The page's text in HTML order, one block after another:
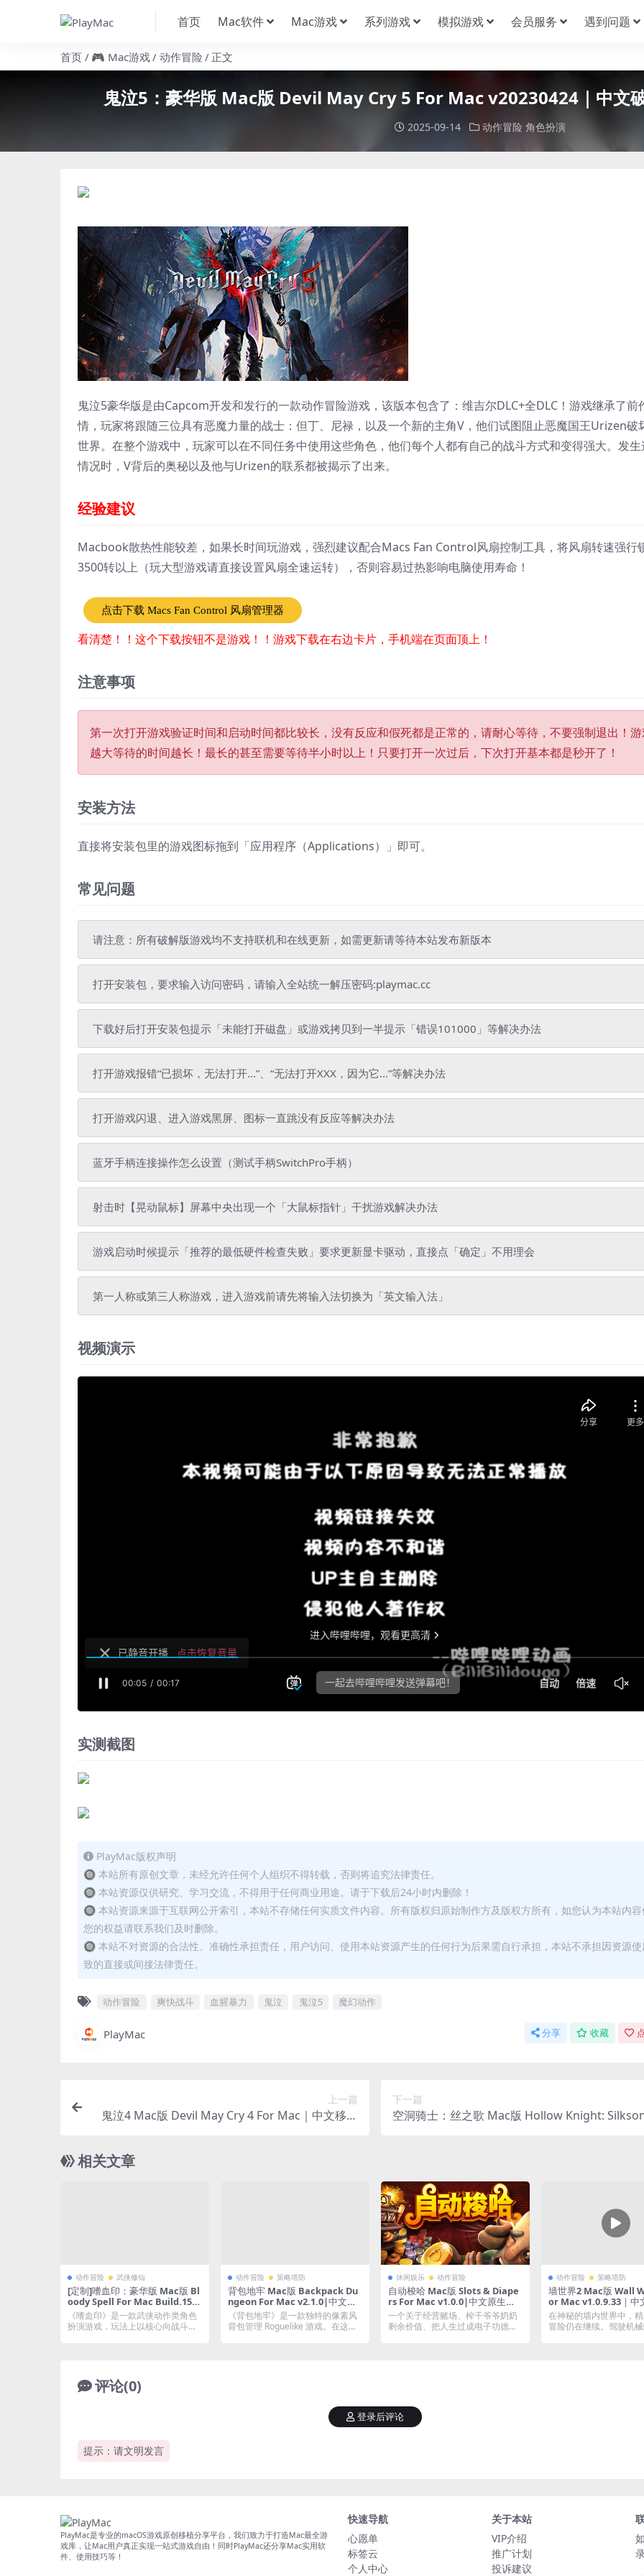
首页 Mac软件 Mac游戏 系列游戏 模拟游戏 会员服务 遇到问题
首页 🎮 Mac游戏 动作冒险 正文
鬼泣5：豪华版 Mac版 Devil May Cry 5 For Mac v20230424｜中文
2025-09-14 动作冒险 角色扮演
鬼泣5豪华版是由Capcom开发和发行的一款动作冒险游戏，该版本包含了：维吉尔DLC+全DLC！游戏继承了前
情，玩家将跟随三位具有恶魔力量的战士：但丁、尼禄，以及一个新的主角V，他们试图阻止恶魔国王Urizen破
世界。在整个游戏中，玩家可以在不同任务中使用这些角色，他们每个人都有自己的战斗方式和变得强大。发
情况时，V背后的奥秘以及他与Urizen的联系都被揭示了出来。
经验建议
Macbook散热性能较差，如果长时间玩游戏，强烈建议配合Macs Fan Control风扇控制工具，将风扇转速强行
3500转以上（玩大型游戏请直接设置风扇全速运转），否则容易过热影响电脑使用寿命！
点击下载 Macs Fan Control 风扇管理器
看清楚！！这个下载按钮不是游戏！！游戏下载在右边卡片，手机端在页面顶上！
注意事项
第一次打开游戏验证时间和启动时间都比较长，没有反应和假死都是正常的，请耐心等待，不要强制退出！
越大等待的时间越长！最长的甚至需要等待半小时以上！只要打开一次过后，下次打开基本都是秒开了！
安装方法
直接将安装包里的游戏图标拖到「应用程序（Applications）」即可。
常见问题
请注意：所有破解版游戏均不支持联机和在线更新，如需更新请等待本站发布新版本
打开安装包，要求输入访问密码，请输入全站统一解压密码:playmac.cc
下载好后打开安装包提示「未能打开磁盘」或游戏拷贝到一半提示「错误101000」等解决办法
打开游戏报错“已损坏，无法打开...”、“无法打开XXX，因为它...”等解决办法
打开游戏闪退、进入游戏黑屏、图标一直跳没有反应等解决办法
蓝牙手柄连接操作怎么设置（测试手柄SwitchPro手柄）
射击时【晃动鼠标】屏幕中央出现一个「大鼠标指针」干扰游戏解决办法
游戏启动时候提示「推荐的最低硬件检查失败」要求更新显卡驱动，直接点「确定」不用理会
第一人称或第三人称游戏，进入游戏前请先将输入法切换为「英文输入法」
视频演示
实测截图
PlayMac版权声明
🔘 本站所有原创文章，未经允许任何个人组织不得转载，否则将追究法律责任。
🔘 本站资源仅供研究、学习交流，不得用于任何商业用途。请于下载后24小时内删除！
🔘 本站资源来源于互联网公开索引，本站不存储任何实质文件内容。所有版权归原始制作方及版权方所有，如您认为本站内
您的权益请联系我们及时删除。
🔘 本站不对资源的合法性、准确性承担责任，用户访问、使用本站资源产生的任何行为后果需自行承担，本站不承担因资源
致的直接或间接法律责任。
动作冒险 爽快战斗 血腥暴力 鬼泣 鬼泣5 魔幻动作
PlayMac 分享 收藏
上一篇
鬼泣4 Mac版 Devil May Cry 4 For Mac｜中文移植
下一篇
空洞骑士：丝之歌 Mac版 Hollow Knight:
相关文章
动作冒险 武侠修仙
[定制]嗜血印：豪华版 Mac版 Bl
oody Spell For Mac Build.1530
5955｜中文移植版｜国产大尺度
卖肉3D动作武侠游戏
《嗜血印》是一款武侠动作类角色
扮演游戏，玩法上以核心向战斗为
动作冒险 策略塔防
背包地牢 Mac版 Backpack Du
ngeon For Mac v2.1.0|中文原
生版|仅支持M芯片
《背包地牢》是一款独特的像素风
背包管理 Roguelike 游戏。在这
休闲娱乐 动作冒险
自动梭哈 Mac版 Slots & Diape
rs For Mac v1.0.0|中文原生版|
含全DLC|策略老虎机与经营结合
一个关于经营赌场、榨干爷爷奶奶
剩余价值、把人生过成电子功德机
动作冒险 策略塔防
墙世界2 Mac版 Wall
or Mac v1.0.9.33｜中
在神秘的墙内世界中，
冒险仍在继续。驾驶机
评论(0)
提示：请文明发言
登录后评论
PlayMac是专业的macOS游戏原创移植分享平台，我们致力于打造Mac最全游
戏库，让Mac用户真正实现一站式游戏自由！同时PlayMac还分享Mac实用软
件、使用技巧等！
快速导航
心愿单
标签云
个人中心
关于本站
VIP介绍
推广计划
投诉建议